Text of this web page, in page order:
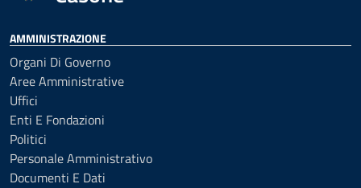
AMMINISTRAZIONE
Organi Di Governo
Aree Amministrative
Uffici
Enti E Fondazioni
Politici
Personale Amministrativo
Documenti E Dati